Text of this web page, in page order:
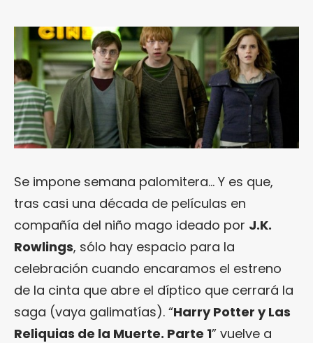
Se impone semana palomitera… Y es que,
tras casi una década de películas en
compañía del niño mago ideado por J.K.
Rowlings, sólo hay espacio para la
celebración cuando encaramos el estreno
de la cinta que abre el díptico que cerrará la
saga (vaya galimatías). “Harry Potter y Las
Reliquias de la Muerte. Parte 1” vuelve a